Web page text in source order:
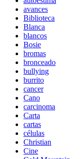
avances
Biblioteca
Blanca
blancos
Bosie
bromas
bronceado
bullying
burrito
cancer
Cano
carcinoma
Carta
cartas
células
Christian
Cine